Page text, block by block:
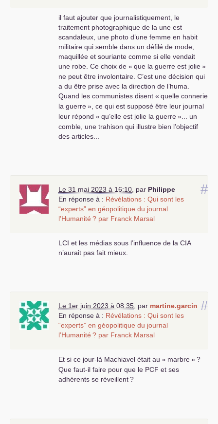
il faut ajouter que journalistiquement, le
traitement photographique de la une est
scandaleux, une photo d’une femme en habit
militaire qui semble dans un défilé de mode,
maquillée et souriante comme si elle vendait
une robe. Ce choix de « que la guerre est jolie»
ne peut être involontaire. C’est une décision qui
a du être prise avec la direction de l’huma.
Quand les communistes disent « quelle connerie
la guerre», ce qui est supposé être leur journal
leur répond « qu’elle est jolie la guerre»... un
comble, une trahison qui illustre bien l’objectif
des articles...
#
Le 31 mai 2023 à 16:10 par Philippe
En réponse à : Révélations : Qui sont les
“experts” en géopolitique du journal
l’Humanité ? par Franck Marsal
LCI et les médias sous l’influence de la CIA
n’aurait pas fait mieux.
#
Le 1er juin 2023 à 08:35 par martine.garcin
En réponse à : Révélations : Qui sont les
“experts” en géopolitique du journal
l’Humanité ? par Franck Marsal
Et si ce jour-là Machiavel était au « marbre»?
Que faut-il faire pour que le PCF et ses
adhérents se réveillent?